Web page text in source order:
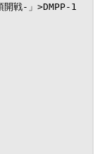
戦-」>DMPP-1